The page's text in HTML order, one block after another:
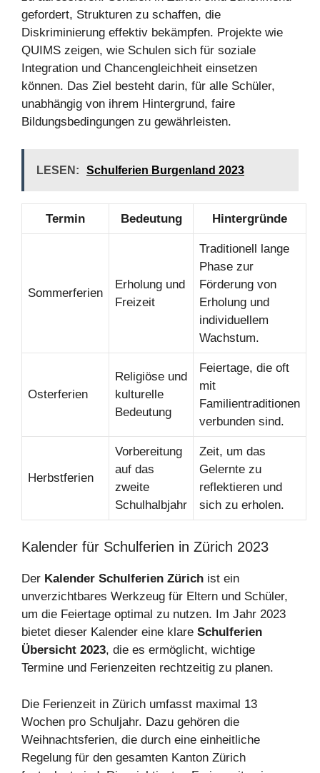
gefordert, Strukturen zu schaffen, die
Diskriminierung effektiv bekämpfen. Projekte wie
QUIMS zeigen, wie Schulen sich für soziale
Integration und Chancengleichheit einsetzen
können. Das Ziel besteht darin, für alle Schüler,
unabhängig von ihrem Hintergrund, faire
Bildungsbedingungen zu gewährleisten.
LESEN: Schulferien Burgenland 2023
Termin Bedeutung Hintergründe
Sommerferien
Erholung und
Freizeit
Traditionell lange
Phase zur
Förderung von
Erholung und
individuellem
Wachstum.
Osterferien
Religiöse und
kulturelle
Bedeutung
Feiertage, die oft
mit
Familientraditionen
verbunden sind.
Herbstferien
Vorbereitung
auf das
zweite
Schulhalbjahr
Zeit, um das
Gelernte zu
reflektieren und
sich zu erholen.
Kalender für Schulferien in Zürich 2023
Der Kalender Schulferien Zürich ist ein
unverzichtbares Werkzeug für Eltern und Schüler,
um die Feiertage optimal zu nutzen. Im Jahr 2023
bietet dieser Kalender eine klare Schulferien
Übersicht 2023, die es ermöglicht, wichtige
Termine und Ferienzeiten rechtzeitig zu planen.
Die Ferienzeit in Zürich umfasst maximal 13
Wochen pro Schuljahr. Dazu gehören die
Weihnachtsferien, die durch eine einheitliche
Regelung für den gesamten Kanton Zürich